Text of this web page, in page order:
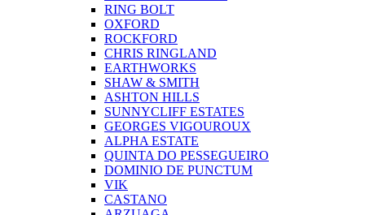
RING BOLT
OXFORD
ROCKFORD
CHRIS RINGLAND
EARTHWORKS
SHAW & SMITH
ASHTON HILLS
SUNNYCLIFF ESTATES
GEORGES VIGOUROUX
ALPHA ESTATE
QUINTA DO PESSEGUEIRO
DOMINIO DE PUNCTUM
VIK
CASTANO